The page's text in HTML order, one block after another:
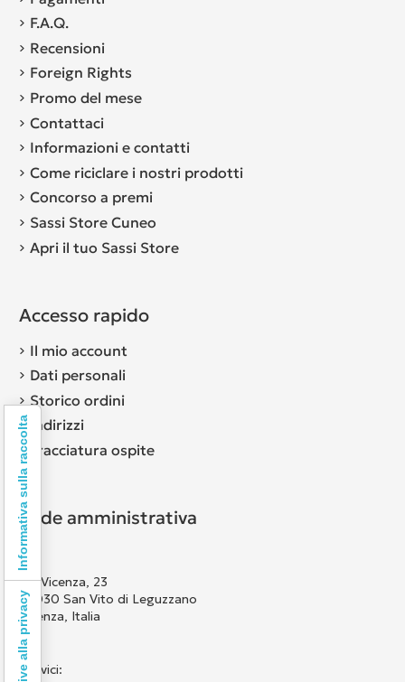
F.A.Q.
Recensioni
Foreign Rights
Promo del mese
Contattaci
Informazioni e contatti
Come riciclare i nostri prodotti
Concorso a premi
Sassi Store Cuneo
Apri il tuo Sassi Store
Accesso rapido
Il mio account
Dati personali
Storico ordini
Indirizzi
Tracciatura ospite
Sede amministrativa
Via Vicenza, 23
36030 San Vito di Leguzzano
Vicenza, Italia
Scrivici:
Informativa sulla raccolta